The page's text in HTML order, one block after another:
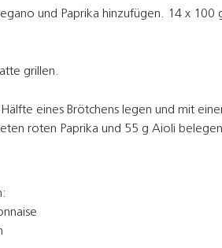
und Paprika hinzufügen. 14 x 100
grillen.
eines Brötchens legen und mit
roten Paprika und 55 g Aioli